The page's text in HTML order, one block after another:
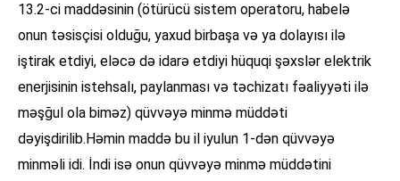
13.2-ci maddəsinin (ötürücü sistem operatoru, habelə
onun təsisçisi olduğu, yaxud birbaşa və ya dolayısı ilə
iştirak etdiyi, eləcə də idarə etdiyi hüquqi şəxslər elektrik
enerjisinin istehsalı, paylanması və təchizatı fəaliyyəti ilə
məşğul ola biməz) qüvvəyə minmə müddəti
dəyişdirilib.Həmin maddə bu il iyulun 1-dən qüvvəyə
minməli idi. İndi isə onun qüvvəyə minmə müddətini